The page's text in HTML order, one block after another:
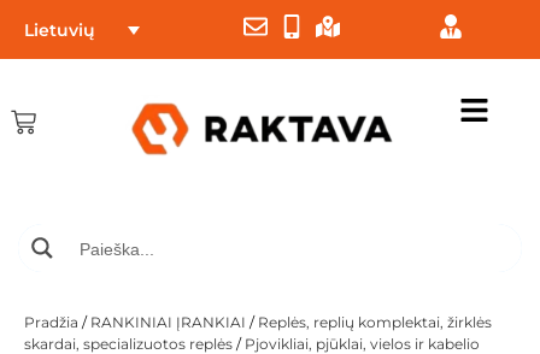
Lietuvių
Pradžia / RANKINIAI ĮRANKIAI / Replės, replių komplektai, žirklės
skardai, specializuotos replės / Pjovikliai, pjūklai, vielos ir kabelio